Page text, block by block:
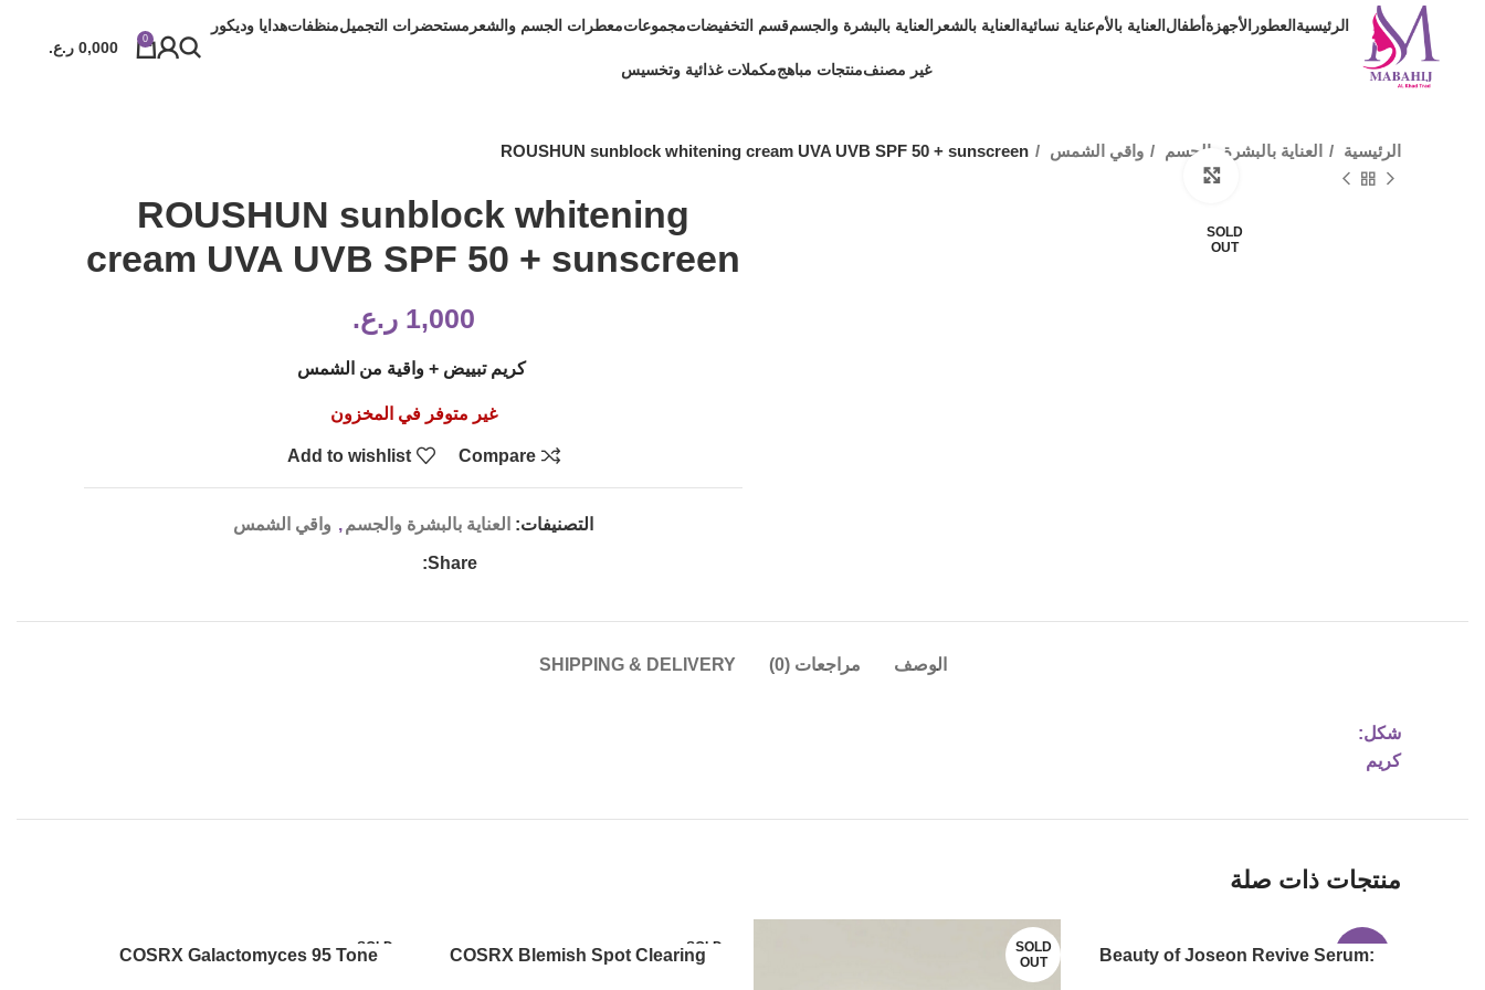
الرئيسيةالعطور الأجهزةأطفالالعناية بالأمعناية نسائيةالعناية بالشعر العناية بالبشرة والجسمقسم التخفيضاتمجموعاتمعطرات الجسم والشعر مستحضرات التجميلمنظفاتهدايا وديكور
غير مصنفمنتجات مباهجمكملات غذائية وتخسيس
0
0,000 ر.ع.
الرئيسية العناية بالبشرة والجسم واقي الشمس ROUSHUN sunblock whitening cream UVA UVB SPF 50 + sunscreen
SOLD
OUT
ROUSHUN sunblock whitening
cream UVA UVB SPF 50 + sunscreen
1,000 ر.ع.
كريم تبييض + واقية من الشمس
غير متوفر في المخزون
Compare
Add to wishlist
التصنيفات: العناية بالبشرة والجسم , واقي الشمس
Share:
الوصف مراجعات (0) SHIPPING & DELIVERY
شكل:
كريم
منتجات ذات صلة
-17%
Beauty of Joseon Revive Serum:
SOLD
OUT
SOLD
OUT
COSRX Blemish Spot Clearing
SOLD
OUT
COSRX Galactomyces 95 Tone